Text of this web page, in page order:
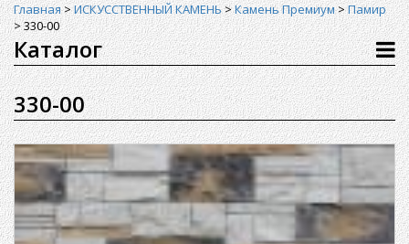
Главная>ИСКУССТВЕННЫЙ КАМЕНЬ>Камень Премиум>Памир
>330-00
Каталог
330-00